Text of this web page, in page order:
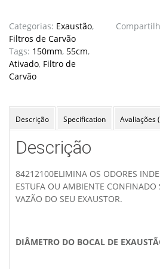
Categorias: Exaustão,
Filtros de Carvão
Tags: 150mm, 55cm,
Ativado, Filtro de
Carvão
Descrição Specification Avaliações
Descrição
84212100ELIMINA OS ODORES
ESTUFA OU AMBIENTE CONFINADO
VAZÃO DO SEU EXAUSTOR.
DIÂMETRO DO BOCAL DE